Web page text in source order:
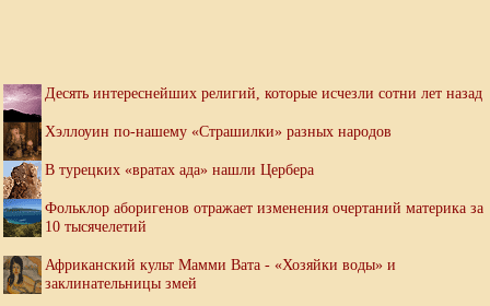
Десять интереснейших религий, которые исчезли сотни лет назад
Хэллоуин по-нашему «Страшилки» разных народов
В турецких «вратах ада» нашли Цербера
Фольклор аборигенов отражает изменения очертаний материка за
10 тысячелетий
Африканский культ Мамми Вата - «Хозяйки воды» и
заклинательницы змей